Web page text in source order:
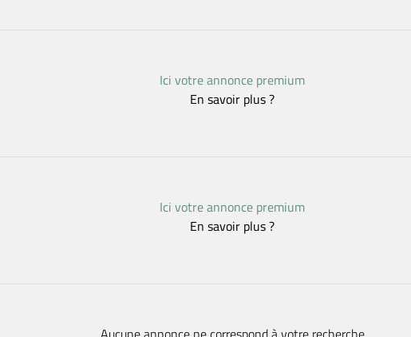
Ici votre annonce premium
En savoir plus ?
Ici votre annonce premium
En savoir plus ?